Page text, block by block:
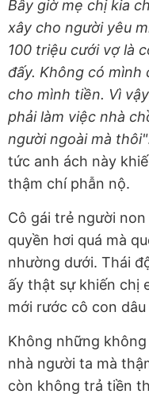
Bây giờ mẹ chị kia
xây cho người yêu
100 triệu cưới vợ là
đấy. Không có mình
cho mình tiền. Vì
phải làm việc nhà
người ngoài mà thôi"
tức anh ách này
thậm chí phẫn nộ.
Cô gái trẻ người
quyền hơi quá mà
nhường dưới. Thái
ấy thật sự khiến chị
mới rước cô con dâu
Không những
nhà người ta mà
còn không trả tiền